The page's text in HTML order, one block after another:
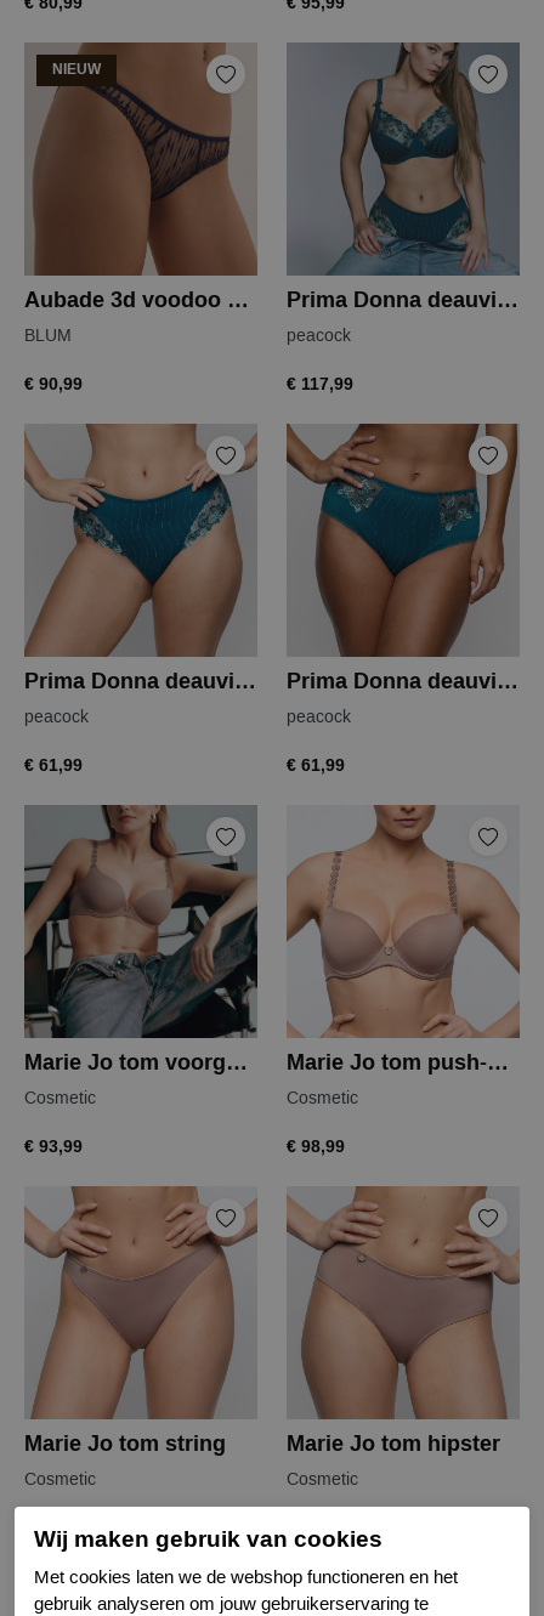
NIEUW
Aubade 3d voodoo kiss italiaanse slip
BLUM
€ 90,99
Prima Donna deauville beugel bh
peacock
€ 117,99
Prima Donna deauville string
peacock
€ 61,99
Prima Donna deauville tailleslip
peacock
€ 61,99
Marie Jo tom voorgevormde bh
Cosmetic
€ 93,99
Marie Jo tom push-up bh
Cosmetic
€ 98,99
Marie Jo tom string
Cosmetic
€ 36,99
Marie Jo tom hipster
Cosmetic
€ 41,99
Wij maken gebruik van cookies
Met cookies laten we de webshop functioneren en het
gebruik analyseren om jouw gebruikerservaring te